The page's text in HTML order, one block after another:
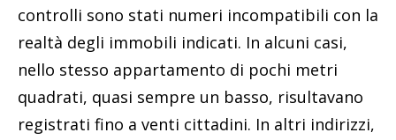
controlli sono stati numeri incompatibili con la
realtà degli immobili indicati. In alcuni casi,
nello stesso appartamento di pochi metri
quadrati, quasi sempre un basso, risultavano
registrati fino a venti cittadini. In altri indirizzi,